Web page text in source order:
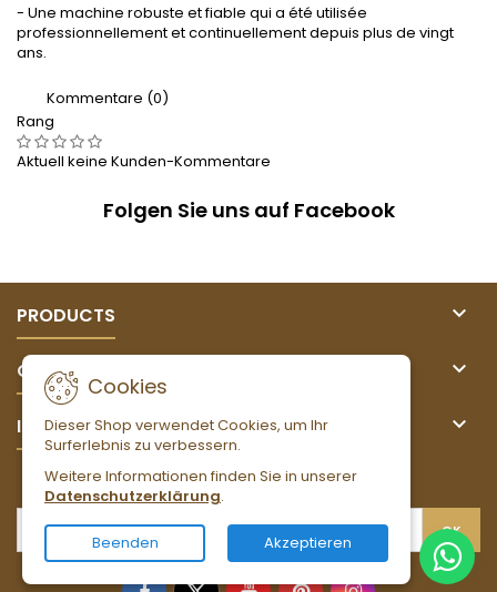
- Une machine robuste et fiable qui a été utilisée
professionnellement et continuellement depuis plus de vingt
ans.
Kommentare (0)
Rang
Aktuell keine Kunden-Kommentare
Folgen Sie uns auf Facebook
PRODUCTS 
OUR COMPANY 
IHR KONTO 
Cookies
Dieser Shop verwendet Cookies, um Ihr
Surferlebnis zu verbessern.
Weitere Informationen finden Sie in unserer
Datenschutzerklärung.
Beenden Akzeptieren
NEWSLETTER